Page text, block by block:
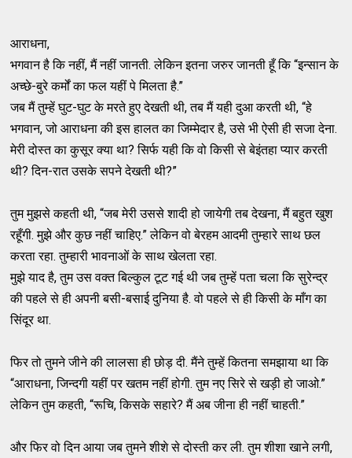
आराधना,
भगवान है कि नहीं, मैं नहीं जानती. लेकिन इतना जरुर जानती हूँ कि “इन्सान के
अच्छे-बुरे कर्मों का फल यहीं पे मिलता है.”
जब मैं तुम्हें घुट-घुट के मरते हुए देखती थी, तब मैं यही दुआ करती थी, “हे
भगवान, जो आराधना की इस हालत का जिम्मेदार है, उसे भी ऐसी ही सजा देना.
मेरी दोस्त का कुसूर क्या था? सिर्फ यही कि वो किसी से बेइंतहा प्यार करती
थी? दिन-रात उसके सपने देखती थी?”
तुम मुझसे कहती थी, “जब मेरी उससे शादी हो जायेगी तब देखना, मैं बहुत खुश
रहूँगी. मुझे और कुछ नहीं चाहिए.” लेकिन वो बेरहम आदमी तुम्हारे साथ छल
करता रहा. तुम्हारी भावनाओं के साथ खेलता रहा.
मुझे याद है, तुम उस वक्त बिल्कुल टूट गई थी जब तुम्हें पता चला कि सुरेन्द्र
की पहले से ही अपनी बसी-बसाई दुनिया है. वो पहले से ही किसी के माँग का
सिंदूर था.
फिर तो तुमने जीने की लालसा ही छोड़ दी. मैंने तुम्हें कितना समझाया था कि
“आराधना, जिन्दगी यहीं पर खतम नहीं होगी. तुम नए सिरे से खड़ी हो जाओ.”
लेकिन तुम कहती, “रूचि, किसके सहारे? मैं अब जीना ही नहीं चाहती.”
और फिर वो दिन आया जब तुमने शीशे से दोस्ती कर ली. तुम शीशा खाने लगी,